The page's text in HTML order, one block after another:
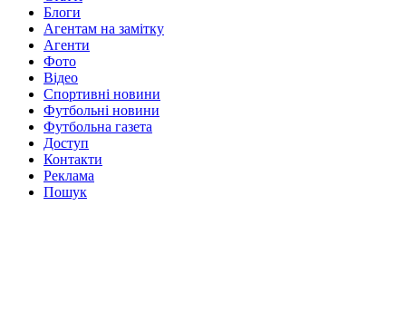
Блоги
Агентам на замітку
Агенти
Фото
Відео
Спортивні новини
Футбольні новини
Футбольна газета
Доступ
Контакти
Реклама
Пошук